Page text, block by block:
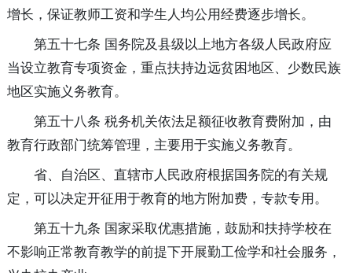
增长，保证教师工资和学生人均公用经费逐步增长。
第五十七条 国务院及县级以上地方各级人民政府应
当设立教育专项资金，重点扶持边远贫困地区、少数民族
地区实施义务教育。
第五十八条 税务机关依法足额征收教育费附加，由
教育行政部门统筹管理，主要用于实施义务教育。
省、自治区、直辖市人民政府根据国务院的有关规
定，可以决定开征用于教育的地方附加费，专款专用。
第五十九条 国家采取优惠措施，鼓励和扶持学校在
不影响正常教育教学的前提下开展勤工俭学和社会服务，